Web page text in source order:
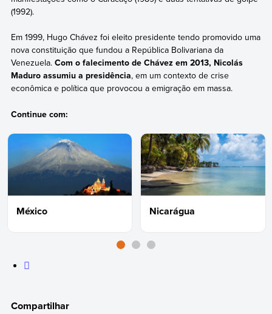
(1992).
Em 1999, Hugo Chávez foi eleito presidente tendo promovido uma
nova constituição que fundou a República Bolivariana da
Venezuela. Com o falecimento de Chávez em 2013, Nicolás
Maduro assumiu a presidência, em um contexto de crise
econômica e política que provocou a emigração em massa.
Continue com:
México Nicarágua
Compartilhar